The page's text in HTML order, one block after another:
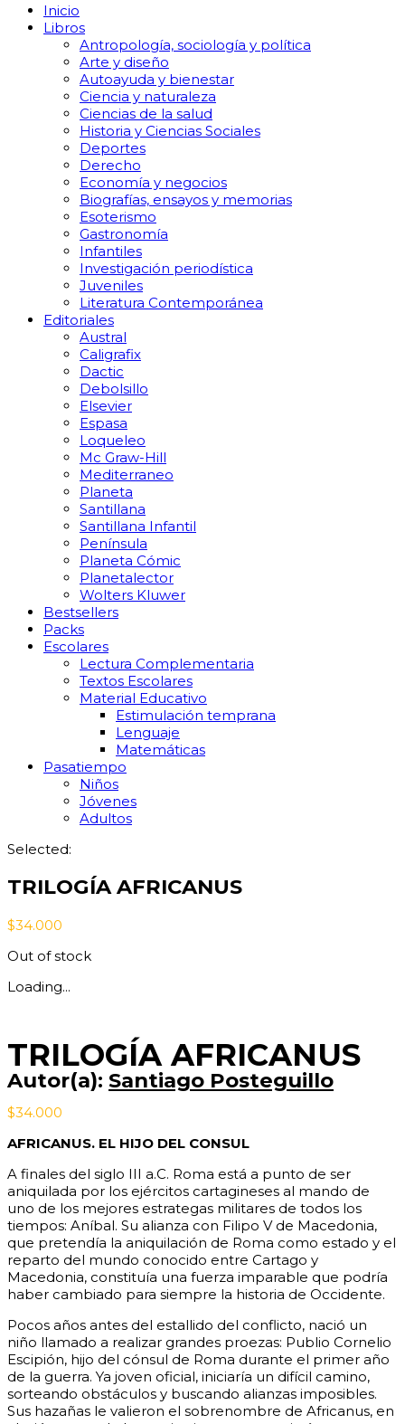
Inicio
Libros
Antropología, sociología y política
Arte y diseño
Autoayuda y bienestar
Ciencia y naturaleza
Ciencias de la salud
Historia y Ciencias Sociales
Deportes
Derecho
Economía y negocios
Biografías, ensayos y memorias
Esoterismo
Gastronomía
Infantiles
Investigación periodística
Juveniles
Literatura Contemporánea
Editoriales
Austral
Caligrafix
Dactic
Debolsillo
Elsevier
Espasa
Loqueleo
Mc Graw-Hill
Mediterraneo
Planeta
Santillana
Santillana Infantil
Península
Planeta Cómic
Planetalector
Wolters Kluwer
Bestsellers
Packs
Escolares
Lectura Complementaria
Textos Escolares
Material Educativo
Estimulación temprana
Lenguaje
Matemáticas
Pasatiempo
Niños
Jóvenes
Adultos
Selected:
TRILOGÍA AFRICANUS
$34.000
Out of stock
Loading...
TRILOGÍA AFRICANUS
Autor(a): Santiago Posteguillo
$34.000
AFRICANUS. EL HIJO DEL CONSUL
A finales del siglo III a.C. Roma está a punto de ser
aniquilada por los ejércitos cartagineses al mando de
uno de los mejores estrategas militares de todos los
tiempos: Aníbal. Su alianza con Filipo V de Macedonia,
que pretendía la aniquilación de Roma como estado y el
reparto del mundo conocido entre Cartago y
Macedonia, constituía una fuerza imparable que podría
haber cambiado para siempre la historia de Occidente.
Pocos años antes del estallido del conflicto, nació un
niño llamado a realizar grandes proezas: Publio Cornelio
Escipión, hijo del cónsul de Roma durante el primer año
de la guerra. Ya joven oficial, iniciaría un difícil camino,
sorteando obstáculos y buscando alianzas imposibles.
Sus hazañas le valieron el sobrenombre de Africanus, en